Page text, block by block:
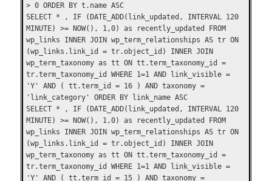
> 0 ORDER BY t.name ASC
SELECT * , IF (DATE_ADD(link_updated, INTERVAL 120
MINUTE) >= NOW(), 1,0) as recently_updated FROM
wp_links INNER JOIN wp_term_relationships AS tr ON
(wp_links.link_id = tr.object_id) INNER JOIN
wp_term_taxonomy as tt ON tt.term_taxonomy_id =
tr.term_taxonomy_id WHERE 1=1 AND link_visible =
'Y' AND ( tt.term_id = 16 ) AND taxonomy =
'link_category' ORDER BY link_name ASC
SELECT * , IF (DATE_ADD(link_updated, INTERVAL 120
MINUTE) >= NOW(), 1,0) as recently_updated FROM
wp_links INNER JOIN wp_term_relationships AS tr ON
(wp_links.link_id = tr.object_id) INNER JOIN
wp_term_taxonomy as tt ON tt.term_taxonomy_id =
tr.term_taxonomy_id WHERE 1=1 AND link_visible =
'Y' AND ( tt.term_id = 15 ) AND taxonomy =